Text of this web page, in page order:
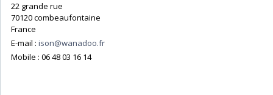
22 grande rue
70120 combeaufontaine
France
E-mail : ison@wanadoo.fr
Mobile : 06 48 03 16 14